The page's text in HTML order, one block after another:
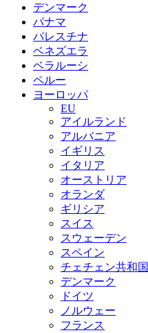
デンマーク
パナマ
パレスチナ
ベネズエラ
ベラルーシ
ペルー
ヨーロッパ
EU
アイルランド
アルバニア
イギリス
イタリア
オーストリア
オランダ
ギリシア
スイス
スウェーデン
スペイン
チェチェン共和国
デンマーク
ドイツ
ノルウェー
フランス